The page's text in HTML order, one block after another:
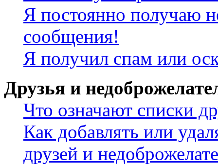
Я постоянно получаю
сообщения!
Я получил спам или
Друзья и
Что означают списки
Как добавлять или
друзей и